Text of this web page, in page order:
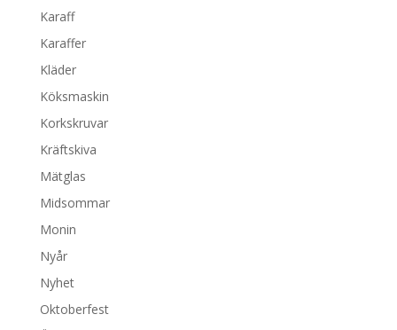
Karaff
Karaffer
Kläder
Köksmaskin
Korkskruvar
Kräftskiva
Mätglas
Midsommar
Monin
Nyår
Nyhet
Oktoberfest